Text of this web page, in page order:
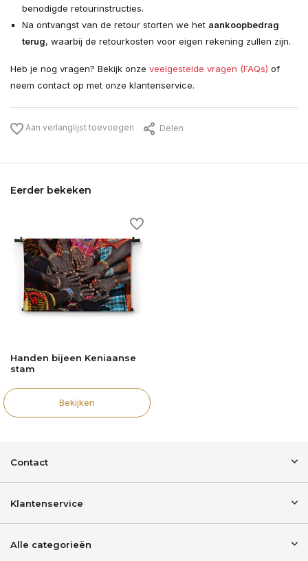
benodigde retourinstructies.
Na ontvangst van de retour storten we het aankoopbedrag
terug, waarbij de retourkosten voor eigen rekening zullen zijn.
Heb je nog vragen? Bekijk onze veelgestelde vragen (FAQs) of
neem contact op met onze klantenservice.
Aan verlanglijst toevoegen Delen
Eerder bekeken
Handen bijeen Keniaanse
stam
Bekijken
Contact
Klantenservice
Alle categorieën